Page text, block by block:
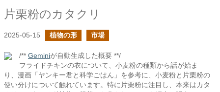
片栗粉のカタクリ
2025-05-15 植物の形 市場
/** Geminiが自動生成した概要 **/
フライドチキンの衣について、小麦粉の種類から話が始ま
り、漫画「ヤンキー君と科学ごはん」を参考に、小麦粉と片栗粉の
使い分けについて触れています。特に片栗粉に注目し、本来はカタ